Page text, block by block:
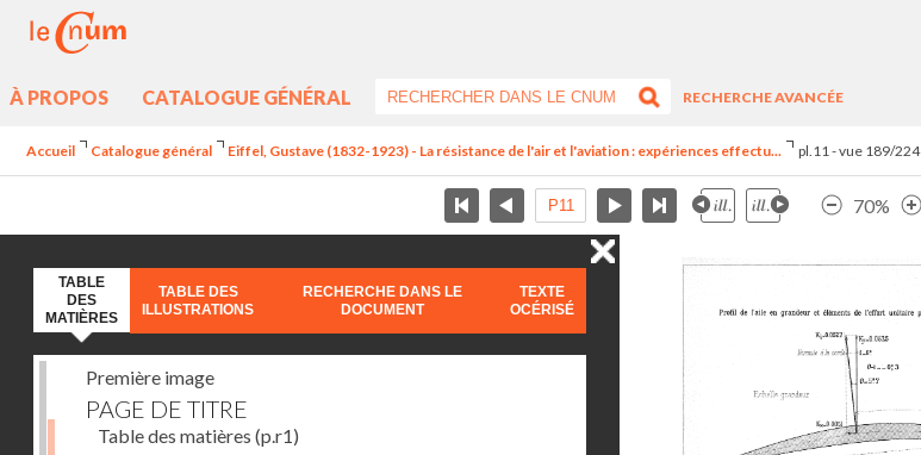
À PROPOS CATALOGUE GÉNÉRAL
RECHERCHE AVANCÉE
Accueil Catalogue général Eiffel, Gustave (1832-1923) - La résistance de l'air et l'aviation : expériences effectu... pl.11 - vue 189/224
70%
TABLE
DES
MATIÈRES
TABLE DES
ILLUSTRATIONS
RECHERCHE DANS LE
DOCUMENT
TEXTE
OCÉRISÉ
Première image
PAGE DE TITRE
Table des matières (p.r1)